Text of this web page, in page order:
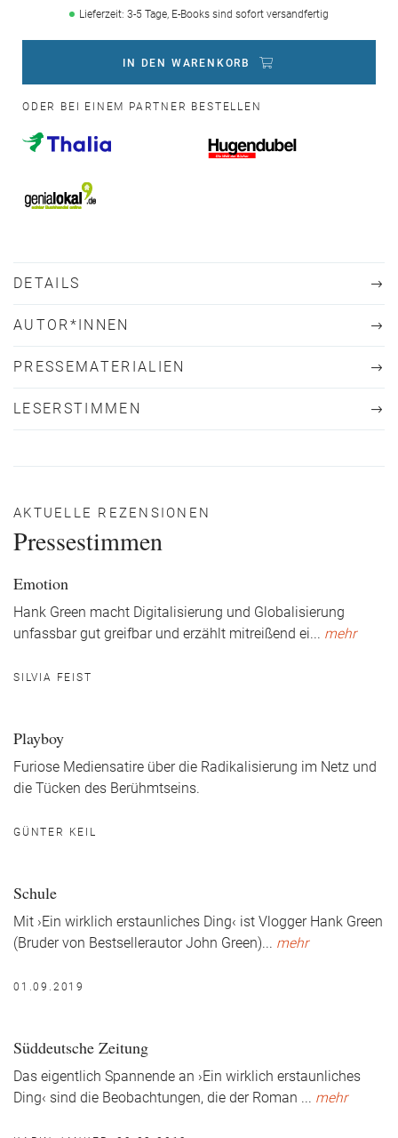
Lieferzeit: 3-5 Tage, E-Books sind sofort versandfertig
IN DEN WARENKORB
ODER BEI EINEM PARTNER BESTELLEN
DETAILS
AUTOR*INNEN
PRESSEMATERIALIEN
LESERSTIMMEN
AKTUELLE REZENSIONEN
Pressestimmen
Emotion
Hank Green macht Digitalisierung und Globalisierung
unfassbar gut greifbar und erzählt mitreißend ei... mehr
SILVIA FEIST
Playboy
Furiose Mediensatire über die Radikalisierung im Netz und
die Tücken des Berühmtseins.
GÜNTER KEIL
Schule
Mit ›Ein wirklich erstaunliches Ding‹ ist Vlogger Hank Green
(Bruder von Bestsellerautor John Green)... mehr
01.09.2019
Süddeutsche Zeitung
Das eigentlich Spannende an ›Ein wirklich erstaunliches
Ding‹ sind die Beobachtungen, die der Roman ... mehr